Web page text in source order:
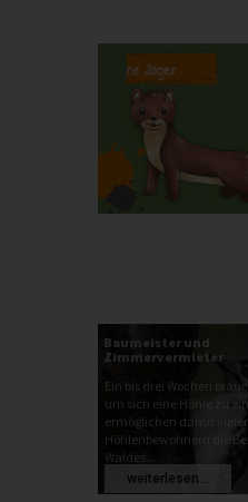
Baumeister und
Zimmervermieter
Ein bis drei Wochen
um sich eine Höhle zu
ermöglichen damit
Höhlenbewohnern die
Waldes...
weiterlesen...